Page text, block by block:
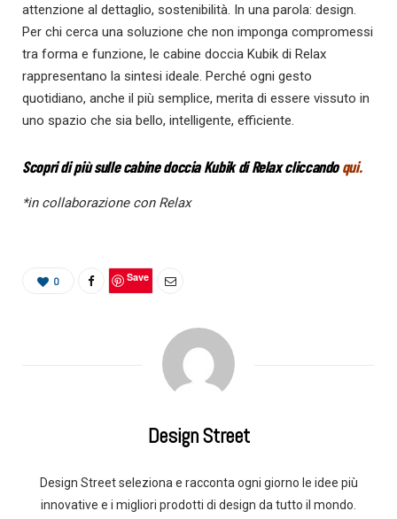
attenzione al dettaglio, sostenibilità. In una parola: design.
Per chi cerca una soluzione che non imponga compromessi
tra forma e funzione, le cabine doccia Kubik di Relax
rappresentano la sintesi ideale. Perché ogni gesto
quotidiano, anche il più semplice, merita di essere vissuto in
uno spazio che sia bello, intelligente, efficiente.
Scopri di più sulle cabine doccia Kubik di Relax cliccandoqui.
*in collaborazione con Relax
0 Save
Design Street
Design Street seleziona e racconta ogni giorno le idee più
innovative e i migliori prodotti di design da tutto il mondo.